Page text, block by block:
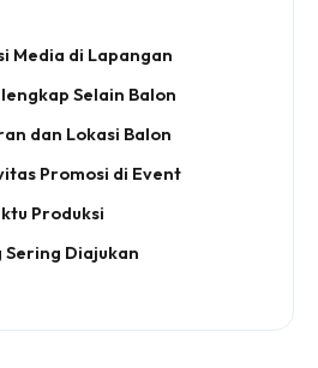
Media di Lapangan
Selain Balon
dan Lokasi Balon
Promosi di Event
Produksi
Diajukan